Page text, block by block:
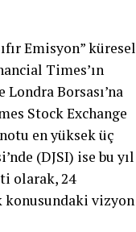
Emisyon” küresel
Times’ın
Borsası’na
Stock Exchange
en yüksek üç
(DJSI) ise bu yıl
olarak, 24
konusundaki vizyon